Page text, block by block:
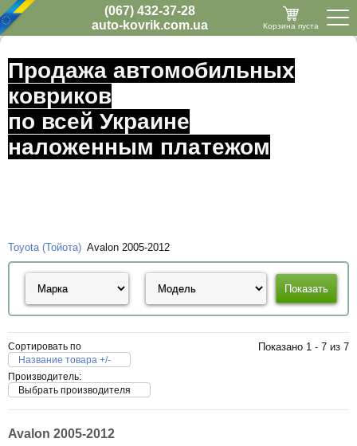
(067) 432-37-28
auto-kovrik.com.ua
Корзина пуста
Продажа автомобильных
ковриков
по всей Украине
наложенным платежом
Toyota (Тойота) Avalon 2005-2012
Сортировать по
Название товара +/-
Производитель:
Выбрать производителя
Показано 1 - 7 из 7
Avalon 2005-2012